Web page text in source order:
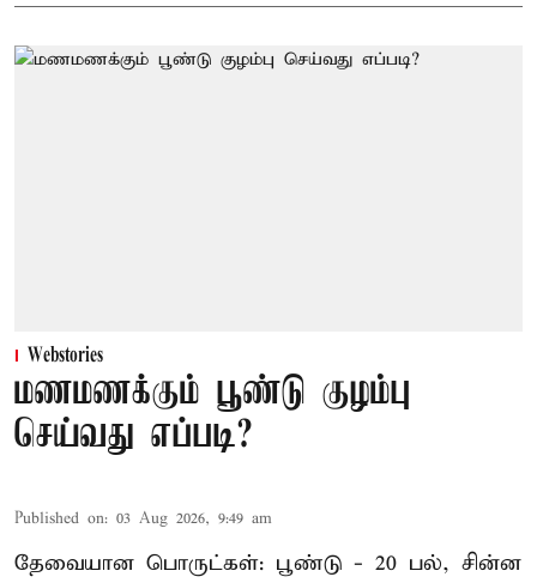
Webstories
மணமணக்கும் பூண்டு குழம்பு
செய்வது எப்படி?
Published on: 03 Aug 2026, 9:49 am
தேவையான பொருட்கள்: பூண்டு - 20 பல், சின்ன